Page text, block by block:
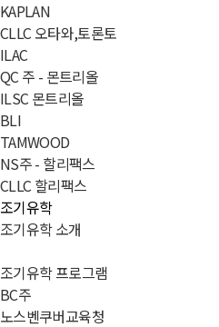
KAPLAN
CLLC 오타와,토론토
ILAC
QC 주 - 몬트리올
ILSC 몬트리올
BLI
TAMWOOD
NS주 - 할리팩스
CLLC 할리팩스
조기유학
조기유학 소개
조기유학 프로그램
BC주
노스벤쿠버교육청